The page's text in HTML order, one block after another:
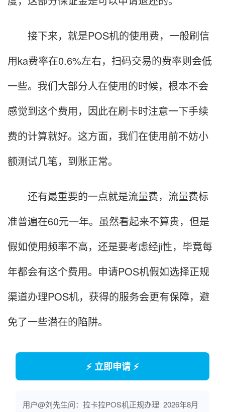
接下来，就是POS机的使用费，一般刷信
用ka费率在0.6%左右，扫码交易的费率则会低
一些。我们大部分人在使用的时候，根本不会
感觉到这个费用，因此在刷卡时注意一下手续
费的计算就好。这方面，我们在使用前不妨小
额测试几笔，到账正常。
还有最重要的一点就是流量费，流量费标
准普遍在60元一年。虽然看起来不算贵，但是
假如使用频率不高，还是要考虑经ji性，毕竟每
年都会有这个费用。申请POS机假如选择正规
渠道办理POS机，获得的服务会更有保障，避
免了一些潜在的陷阱。
⚡ 立即申请 ⚡
用户@刘先生问：拉卡拉POS机正规办理 2026年8月